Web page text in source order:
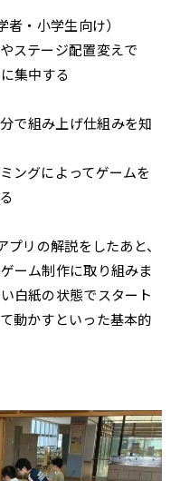
者・小学生向け）
ステージ配置変えで
集中する
分で組み上げ仕組みを知
ングによってゲームを
リの解説をしたあと、
ーム制作に取り組みま
白紙の状態でスタート
動かすといった基本的